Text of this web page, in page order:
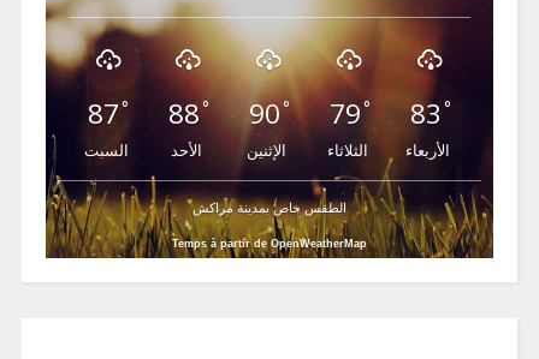
87°
السبت
88°
الأحد
90°
الإثنين
79°
الثلاثاء
83 °
الأربعاء
الطقس خاص بمدينة مراكش
Temps à partir de OpenWeatherMap